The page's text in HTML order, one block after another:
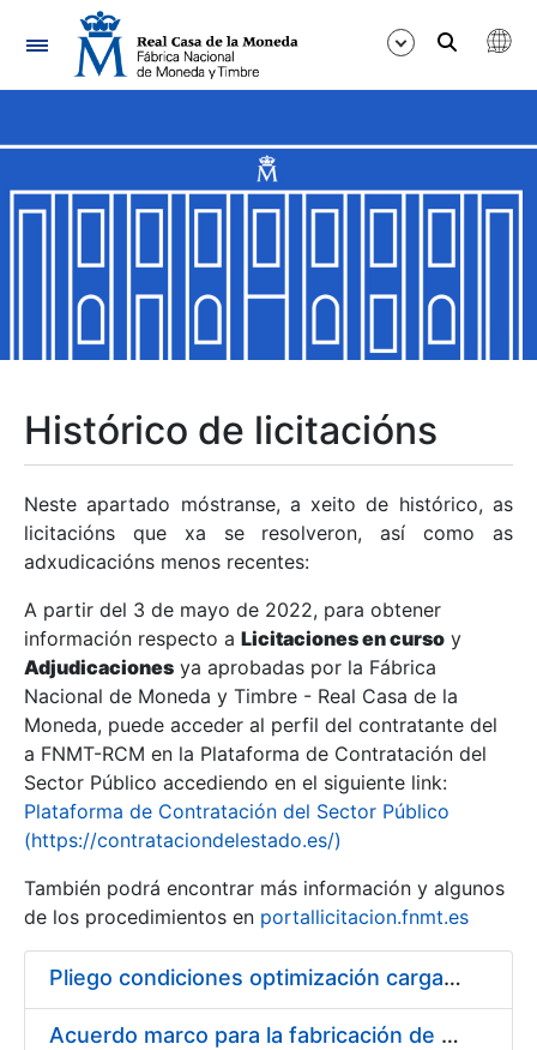
Navegación
Mostrar/Ocultar
Mostrar/Ocultar
Mostrar/Ocultar
Mostrar/Ocultar
Mostrar/Ocultar
Mostrar/Ocultar
Mostrar/Ocultar
Histórico de licitacións
Neste apartado móstranse, a xeito de histórico, as
licitacións que xa se resolveron, así como as
adxudicacións menos recentes:
A partir del 3 de mayo de 2022, para obtener
información respecto a Licitaciones en curso y
Adjudicaciones ya aprobadas por la Fábrica
Nacional de Moneda y Timbre - Real Casa de la
Moneda, puede acceder al perfil del contratante del
a FNMT-RCM en la Plataforma de Contratación del
Sector Público accediendo en el siguiente link:
Plataforma de Contratación del Sector Público
(https://contrataciondelestado.es/)
También podrá encontrar más información y algunos
de los procedimientos en portallicitacion.fnmt.es
Pliego condiciones optimización cargas compras firmado
Acuerdo marco para la fabricación de piezas